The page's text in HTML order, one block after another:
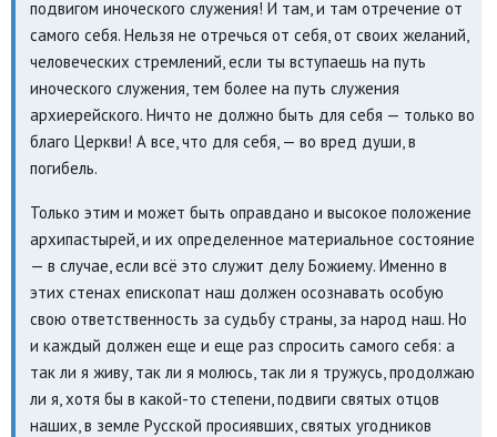
подвигом иноческого служения! И там, и там отречение от
самого себя. Нельзя не отречься от себя, от своих желаний,
человеческих стремлений, если ты вступаешь на путь
иноческого служения, тем более на путь служения
архиерейского. Ничто не должно быть для себя — только во
благо Церкви! А все, что для себя, — во вред души, в
погибель.
Только этим и может быть оправдано и высокое положение
архипастырей, и их определенное материальное состояние
— в случае, если всё это служит делу Божиему. Именно в
этих стенах епископат наш должен осознавать особую
свою ответственность за судьбу страны, за народ наш. Но
и каждый должен еще и еще раз спросить самого себя: а
так ли я живу, так ли я молюсь, так ли я тружусь, продолжаю
ли я, хотя бы в какой-то степени, подвиги святых отцов
наших, в земле Русской просиявших, святых угодников